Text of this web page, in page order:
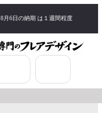
8月6日の納期 は １週間程度